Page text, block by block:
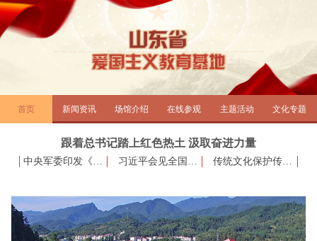
首页 新闻资讯 场馆介绍 在线参观 主题活动 文化专题
跟着总书记踏上红色热土 汲取奋进力量
中央军委印发《关于构建新时代人民军队思想 习近平会见全国扫黑除恶专项斗争总结表彰大 传统文化保护传承，习近平为何频频调研？